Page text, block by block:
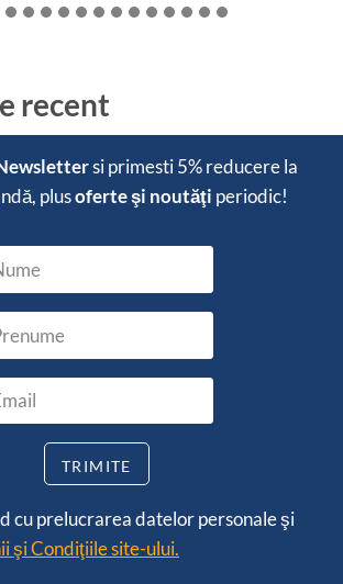
recent
si primesti5% reducerela
plusoferte şi noutăţi periodic!
cu prelucrarea datelor personale şi
şi Condiţiile site-ului.